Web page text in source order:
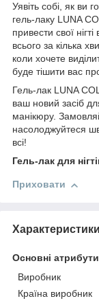
Уявіть собі, як ви
гель-лаку LUNA
привести свої
всього за кілька
коли хочете
буде тішити вас
Гель-лак LUNA
ваш новий засіб
манікюру.
насолоджуйтеся
всі!
Гель-лак для
Приховати
Характеристики
Основні атрибути
Виробник
Країна виробник